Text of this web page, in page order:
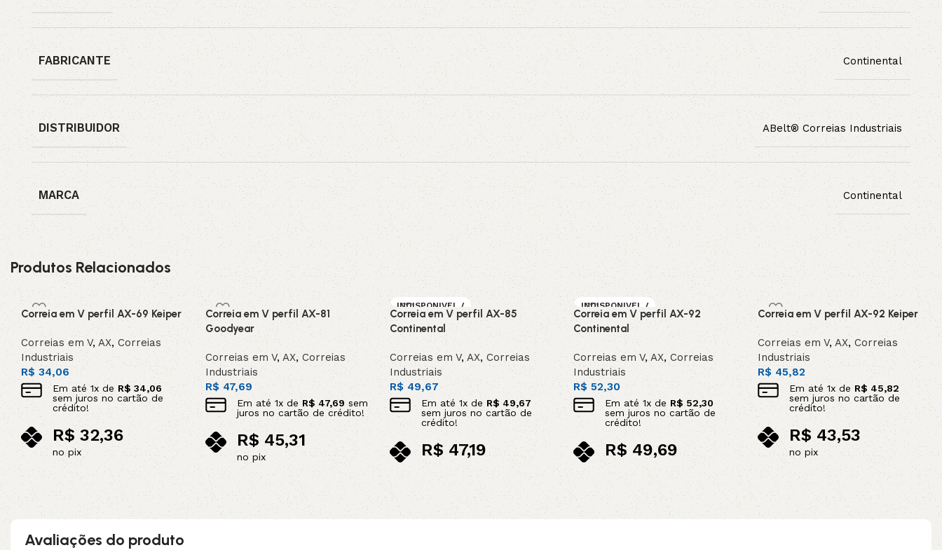
FABRICANTE Continental
DISTRIBUIDOR ABelt® Correias Industriais
MARCA Continental
Produtos Relacionados
Correia em V perfil AX-69 Keiper
Correias em V,AX, Correias
Industriais
R$ 34,06
Em até1x de R$34,06
sem juros no cartão de
crédito!
R$32,36
no pix
Adicionar ao carrinho
Correia em V perfil AX-81
Goodyear
Correias em V,AX, Correias
Industriais
R$47,69
Em até1x deR$ 47,69 sem
juros no cartão de crédito!
R$45,31
no pix
Adicionar ao carrinho
INDISPONIVEL /
SOB ENCOMEN
DA
Correia em V perfil AX-85
Continental
Correias em V, AX, Correias
Industriais
R$49,67
Em até 1x de R$49,67
sem juros no cartão de
crédito!
R$47,19
no pix
Leia mais
INDISPONIVEL /
SOB ENCOMEN
DA
Correia em V perfil AX-92
Continental
Correias em V,AX,Correias
Industriais
R$52,30
Em até1x de R$ 52,30
sem juros no cartão de
crédito!
R$49,69
no pix
Leia mais
Correia em V perfil AX-92 Keiper
Correias em V,AX,Correias
Industriais
R$45,82
Em até1x de R$ 45,82
sem juros no cartão de
crédito!
R$43,53
no pix
Adicionar ao carrinho
Avaliações do produto